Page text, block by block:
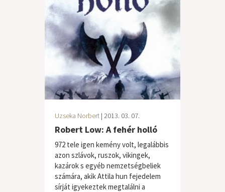
Uzseka Norbert | 2013. 03. 07.
Robert Low: A fehér holló
972 tele igen kemény volt, legalábbis
azon szlávok, ruszok, vikingek,
kazárok s egyéb nemzetségbeliek
számára, akik Attila hun fejedelem
sírját igyekeztek megtalálni a